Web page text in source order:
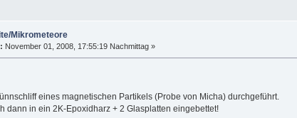
Mikrometeore
November 01, 2008, 17:55:19 Nachmittag »
eines magnetischen Partikels (Probe von Micha) durchgeführt.
dann in ein 2K-Epoxidharz + 2 Glasplatten eingebettet!